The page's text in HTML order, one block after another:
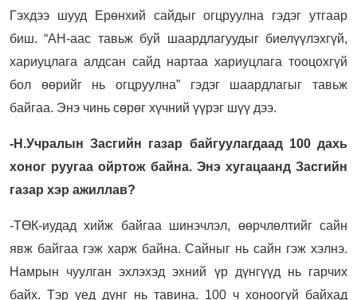
Гэхдээ шууд Ерөнхий сайдыг огцруулна гэдэг утгаар
биш. “АН-аас тавьж буй шаардлагуудыг биелүүлэхгүй,
хариуцлага алдсан сайд нартаа хариуцлага тооцохгүй
бол өөрийг нь огцруулна” гэдэг шаардлагыг тавьж
байгаа. Энэ чинь сөрөг хүчний үүрэг шүү дээ.
-Н.Учралын Засгийн газар байгуулагдаад 100 дахь
хоног руугаа ойртож байна. Энэ хугацаанд Засгийн
газар хэр ажиллав?
-ТӨК-иудад хийж байгаа шинэчлэл, өөрчлөлтийг сайн
явж байгаа гэж харж байна. Сайныг нь сайн гэж хэлнэ.
Намрын чуулган эхлэхэд эхний үр дүнгүүд нь гарчих
байх. Тэр үед дүнг нь тавина. 100 ч хоноогүй байхад